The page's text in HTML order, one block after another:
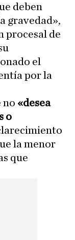
deben
gravedad»,
procesal de
el
por la
no «desea
o
la menor
que